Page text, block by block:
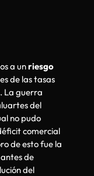
a unriesgo
de las tasas
La guerra
del
no pudo
comercial
de esto fue la
de
del